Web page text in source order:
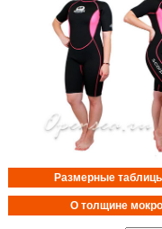
Размерные
О толщине